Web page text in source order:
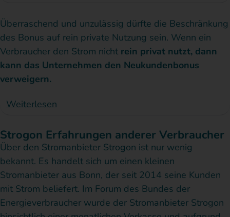
Überraschend und unzulässig dürfte die Beschränkung
des Bonus auf rein private Nutzung sein. Wenn ein
Verbraucher den Strom nicht rein privat nutzt, dann
kann das Unternehmen den Neukundenbonus
verweigern.
Weiterlesen
Strogon Erfahrungen anderer Verbraucher
Über den Stromanbieter Strogon ist nur wenig
bekannt. Es handelt sich um einen kleinen
Stromanbieter aus Bonn, der seit 2014 seine Kunden
mit Strom beliefert. Im Forum des Bundes der
Energieverbraucher wurde der Stromanbieter Strogon